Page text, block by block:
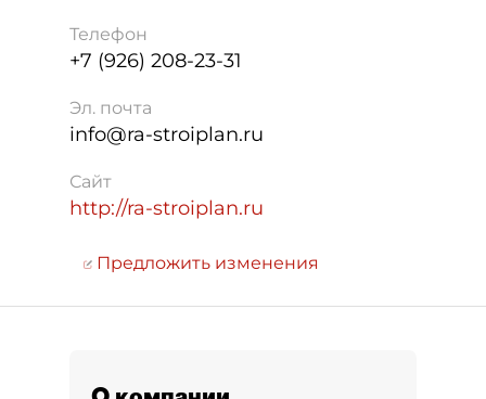
Телефон
+7 (926) 208-23-31
Эл. почта
info@ra-stroiplan.ru
Сайт
http://ra-stroiplan.ru
Предложить изменения